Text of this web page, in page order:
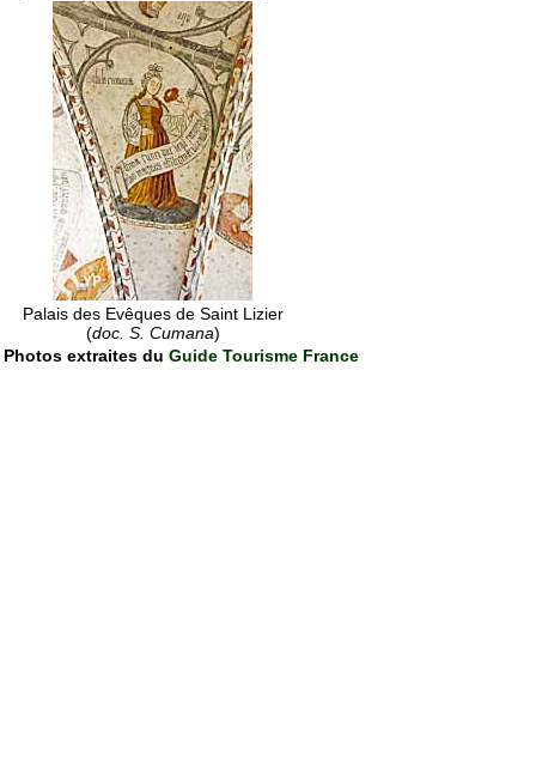
Palais des Evêques de Saint Lizier
(doc. S. Cumana)
Photos extraites du Guide Tourisme France